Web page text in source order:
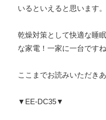
いるといえると思います。
乾燥対策として快適な睡
な家電！一家に一台ですね
ここまでお読みいただき
▼EE-DC35▼